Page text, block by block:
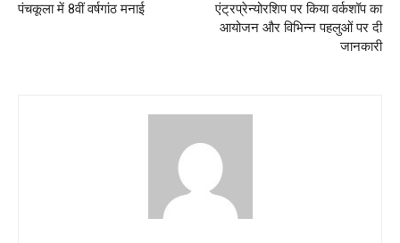
पंचकूला में 8वीं वर्षगांठ मनाई
एंट्रप्रेन्योरशिप पर किया वर्कशॉप का
आयोजन और विभिन्न पहलुओं पर दी
जानकारी